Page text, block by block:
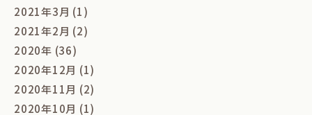
2021年3月 (1)
2021年2月 (2)
2020年 (36)
2020年12月 (1)
2020年11月 (2)
2020年10月 (1)